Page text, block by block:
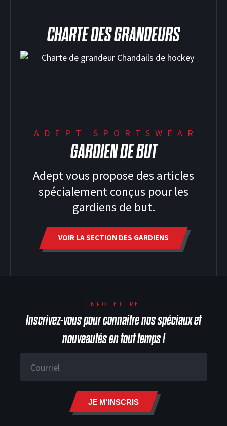
CHARTE DES GRANDEURS
ADEPT SPORTSWEAR
GARDIEN DE BUT
Adept vous propose des articles
spécialement conçus pour les
gardiens de but.
VOIR LA SECTION DES GARDIENS
INFOLETTRE
Inscrivez-vous pour connaitre nos spéciaux et
nouveautés en tout temps !
JE M'INSCRIS